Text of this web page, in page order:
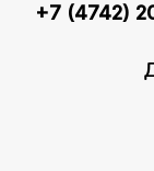
+7 (4742)